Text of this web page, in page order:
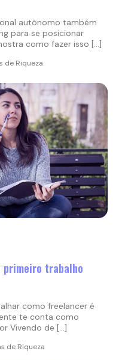
autônomo também
para se posicionar
como fazer isso […]
de Riqueza
primeiro trabalho
como freelancer é
te conta como
Vivendo de […]
de Riqueza